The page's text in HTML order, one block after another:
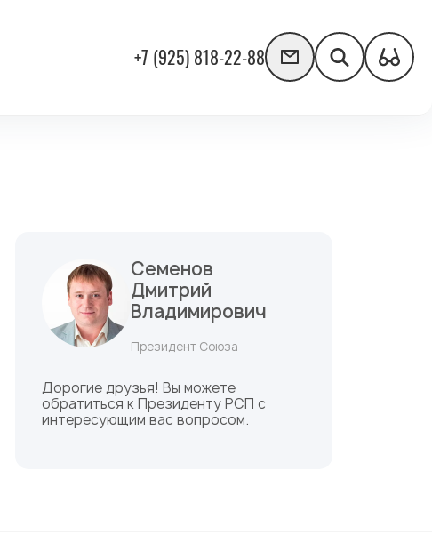
+7 (925) 818-22-88
Семенов
Дмитрий
Владимирович
Президент Союза
Дорогие друзья! Вы можете
обратиться к Президенту РСП с
интересующим вас вопросом.